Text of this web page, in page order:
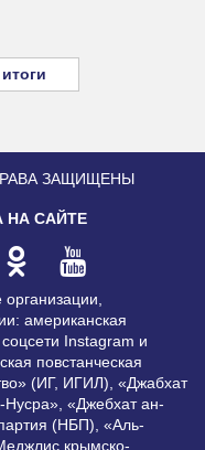
итоги
ЗАЩИЩЕНЫ
НА САЙТЕ
организации,
американская
Instagram и
повстанческая
(ИГ, ИГИЛ), «Джабхат
«Джебхат ан-
(НБП), «Аль-
крымско-